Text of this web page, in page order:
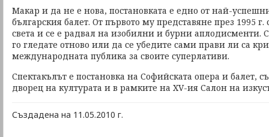
Макар и да не е нова, постановката е едно от най-
българския балет. От първото му представяне през 1995
света и се е радвал на изобилни и бурни аплодисменти.
го гледате отново или да се убедите сами прави ли са
международната публика за своите суперлативи.
Спектакълът е постановка на Софийската опера и балет,
дворец на културата и в рамките на ХV-ия Салон на
Създадена на 11.05.2010 г.